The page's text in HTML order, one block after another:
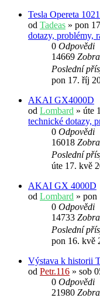
Tesla Opereta
od Tadeas » pon
dotazy, problémy,
0 Odpovědi
14669
Poslední
pon 17. říj
AKAI GX4000D
od Lombard » úte
technické dotazy,
0 Odpovědi
16018
Poslední
úte 17. kvě
AKAI GX 4000D
od Lombard » pon
0 Odpovědi
14733
Poslední
pon 16. kvě
Výstava k historii
od Petr.116 » sob
0 Odpovědi
21980